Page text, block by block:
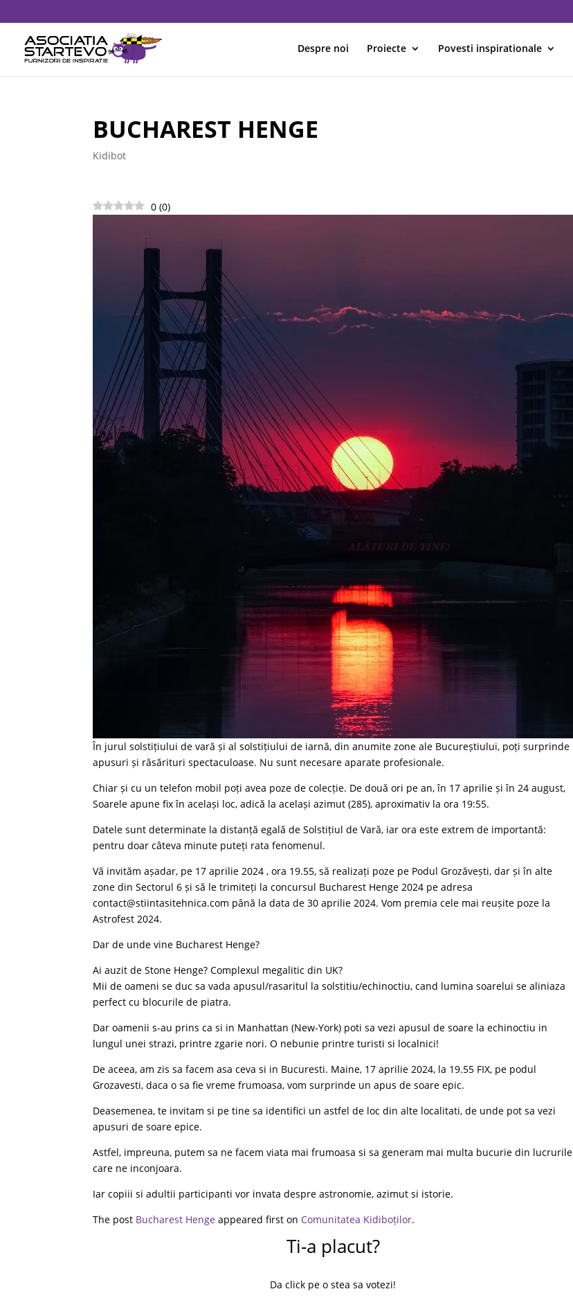
Despre noi Proiecte Povesti inspirationale
BUCHAREST HENGE
Kidibot
0 (0)
În jurul solstițiului de vară și al solstițiului de iarnă, din anumite zone ale Bucureștiului, poți surprinde
apusuri și răsărituri spectaculoase. Nu sunt necesare aparate profesionale.
Chiar și cu un telefon mobil poți avea poze de colecție. De două ori pe an, în 17 aprilie și în 24 august,
Soarele apune fix în același loc, adică la același azimut (285), aproximativ la ora 19:55.
Datele sunt determinate la distanță egală de Solstițiul de Vară, iar ora este extrem de importantă:
pentru doar câteva minute puteți rata fenomenul.
Vă invităm așadar, pe 17 aprilie 2024 , ora 19.55, să realizați poze pe Podul Grozăvești, dar și în alte
zone din Sectorul 6 și să le trimiteți la concursul Bucharest Henge 2024 pe adresa
contact@stiintasitehnica.com până la data de 30 aprilie 2024. Vom premia cele mai reușite poze la
Astrofest 2024.
Dar de unde vine Bucharest Henge?
Ai auzit de Stone Henge? Complexul megalitic din UK?
Mii de oameni se duc sa vada apusul/rasaritul la solstitiu/echinoctiu, cand lumina soarelui se aliniaza
perfect cu blocurile de piatra.
Dar oamenii s-au prins ca si in Manhattan (New-York) poti sa vezi apusul de soare la echinoctiu in
lungul unei strazi, printre zgarie nori. O nebunie printre turisti si localnici!
De aceea, am zis sa facem asa ceva si in Bucuresti. Maine, 17 aprilie 2024, la 19.55 FIX, pe podul
Grozavesti, daca o sa fie vreme frumoasa, vom surprinde un apus de soare epic.
Deasemenea, te invitam si pe tine sa identifici un astfel de loc din alte localitati, de unde pot sa vezi
apusuri de soare epice.
Astfel, impreuna, putem sa ne facem viata mai frumoasa si sa generam mai multa bucurie din lucrurile
care ne inconjoara.
Iar copiii si adultii participanti vor invata despre astronomie, azimut si istorie.
The post Bucharest Henge appeared first on Comunitatea Kidiboților.
Ti-a placut?
Da click pe o stea sa votezi!